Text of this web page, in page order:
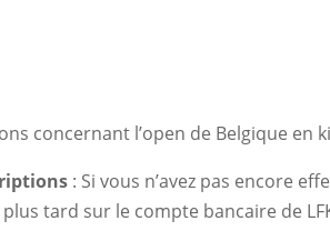
concernant l’open de Belgique en
: Si vous n’avez pas encore
tard sur le compte bancaire de